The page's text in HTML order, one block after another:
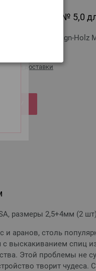
Multicolor № 5,0
GROSSA Design-
доставки
размеры 2,5+4мм (2 шт)
и аранов, столь
выскакиванием спиц
Этой проблемы не
творит